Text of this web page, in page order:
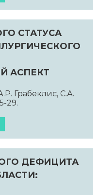
СТАТУСА
АСПЕКТ
Грабеклис, С.А.
29.
ДЕФИЦИТА